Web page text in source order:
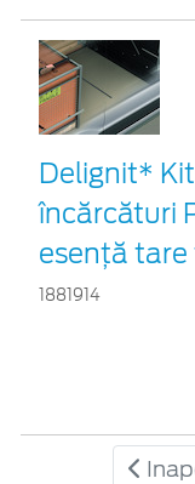
Delignit*
încărcături
esență
1881914